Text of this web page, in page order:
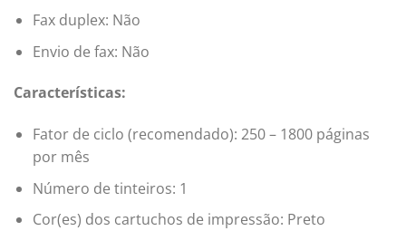
Fax duplex: Não
Envio de fax: Não
Características:
Fator de ciclo (recomendado): 250 – 1800 páginas
por mês
Número de tinteiros: 1
Cor(es) dos cartuchos de impressão: Preto